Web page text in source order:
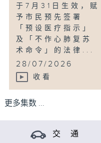
于7月31日生效，赋
予市民预先签署
「预设医疗指示」
及「不作心肺复苏
术命令」的法律...
28/07/2026
收看
更多集数 ...
交 通